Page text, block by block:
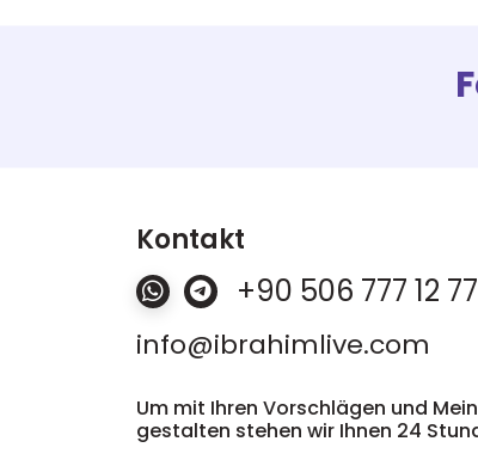
Kontakt
+90 506 777 12 77
info@ibrahimlive.com
Um mit Ihren Vorschlägen und
gestalten stehen wir Ihnen 24